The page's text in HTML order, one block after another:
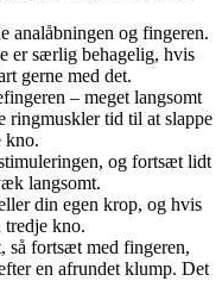
analåbningen og fingeren.
er særlig behagelig, hvis
gerne med det.
– meget langsomt
ringmuskler tid til at slappe
kno.
og fortsæt lidt
langsomt.
din egen krop, og hvis
tredje kno.
så fortsæt med fingeren,
en afrundet klump. Det